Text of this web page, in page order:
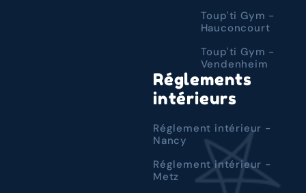
Toup'ti Gym -
Hauconcourt
Toup'ti Gym -
Vendenheim
Réglements
intérieurs
Réglement intérieur -
Nancy
Réglement intérieur -
Metz